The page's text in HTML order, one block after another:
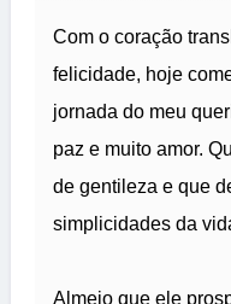
Com o coração
felicidade, hoje
jornada do meu
paz e muito amor.
de gentileza e que
simplicidades da
Almejo que ele